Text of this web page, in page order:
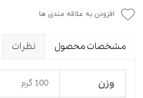
افزودن به علاقه مندی ها
مشخصات محصول نظرات
وزن 100 گرم